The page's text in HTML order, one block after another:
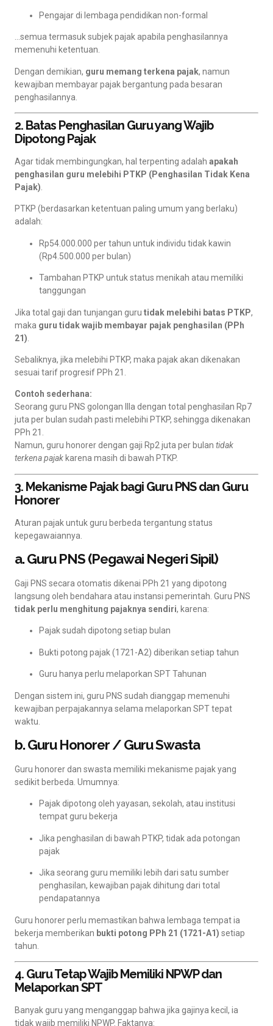
Pengajar di lembaga pendidikan non-formal
…semua termasuk subjek pajak apabila penghasilannya
memenuhi ketentuan.
Dengan demikian, guru memang terkena pajak, namun
kewajiban membayar pajak bergantung pada besaran
penghasilannya.
2. Batas Penghasilan Guru yang Wajib
Dipotong Pajak
Agar tidak membingungkan, hal terpenting adalah apakah
penghasilan guru melebihi PTKP (Penghasilan Tidak Kena
Pajak)
PTKP (berdasarkan ketentuan paling umum yang berlaku)
adalah:
Rp54.000.000 per tahun untuk individu tidak kawin
(Rp4.500.000 per bulan)
Tambahan PTKP untuk status menikah atau memiliki
tanggungan
Jika total gaji dan tunjangan guru tidak melebihi batas PTKP,
maka guru tidak wajib membayar pajak penghasilan (PPh
21)
Sebaliknya, jika melebihi PTKP, maka pajak akan dikenakan
sesuai tarif progresif PPh 21.
Contoh sederhana:
Seorang guru PNS golongan IIIa dengan total penghasilan Rp7
juta per bulan sudah pasti melebihi PTKP, sehingga dikenakan
PPh 21.
Namun, guru honorer dengan gaji Rp2 juta per bulan tidak
terkena pajak karena masih di bawah PTKP.
3. Mekanisme Pajak bagi Guru PNS dan Guru
Honorer
Aturan pajak untuk guru berbeda tergantung status
kepegawaiannya.
a. Guru PNS (Pegawai Negeri Sipil)
Gaji PNS secara otomatis dikenai PPh 21 yang dipotong
langsung oleh bendahara atau instansi pemerintah. Guru PNS
tidak perlu menghitung pajaknya sendiri, karena:
Pajak sudah dipotong setiap bulan
Bukti potong pajak (1721-A2) diberikan setiap tahun
Guru hanya perlu melaporkan SPT Tahunan
Dengan sistem ini, guru PNS sudah dianggap memenuhi
kewajiban perpajakannya selama melaporkan SPT tepat
waktu.
b. Guru Honorer / Guru Swasta
Guru honorer dan swasta memiliki mekanisme pajak yang
sedikit berbeda. Umumnya:
Pajak dipotong oleh yayasan, sekolah, atau institusi
tempat guru bekerja
Jika penghasilan di bawah PTKP, tidak ada potongan
pajak
Jika seorang guru memiliki lebih dari satu sumber
penghasilan, kewajiban pajak dihitung dari total
pendapatannya
Guru honorer perlu memastikan bahwa lembaga tempat ia
bekerja memberikan bukti potong PPh 21 (1721-A1) setiap
tahun.
4. Guru Tetap Wajib Memiliki NPWP dan
Melaporkan SPT
Banyak guru yang menganggap bahwa jika gajinya kecil, ia
tidak wajib memiliki NPWP. Faktanya: